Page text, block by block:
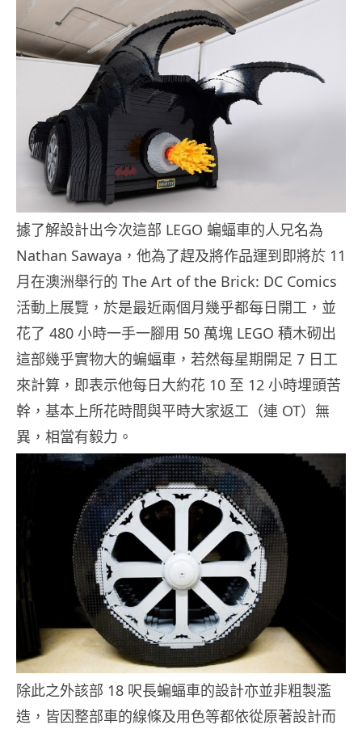
據了解設計出今次這部 LEGO 蝙蝠車的人兄名為
Nathan Sawaya，他為了趕及將作品運到即將於 11
月在澳洲舉行的 The Art of the Brick: DC Comics
活動上展覽，於是最近兩個月幾乎都每日開工，並
花了 480 小時一手一腳用 50 萬塊 LEGO 積木砌出
這部幾乎實物大的蝙蝠車，若然每星期開足 7 日工
來計算，即表示他每日大約花 10 至 12 小時埋頭苦
幹，基本上所花時間與平時大家返工（連 OT）無
異，相當有毅力。
除此之外該部 18 呎長蝙蝠車的設計亦並非粗製濫
造，皆因整部車的線條及用色等都依從原著設計而